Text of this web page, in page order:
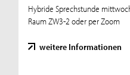
Hybride Sprechstunde
Raum ZW3-2 oder per Zoom
weitere Informationen